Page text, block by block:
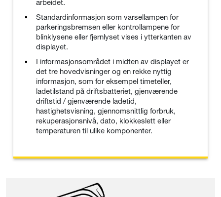
arbeidet.
Standardinformasjon som varsellampen for
parkeringsbremsen eller kontrollampene for
blinklysene eller fjernlyset vises i ytterkanten av
displayet.
I informasjonsområdet i midten av displayet er
det tre hovedvisninger og en rekke nyttig
informasjon, som for eksempel timeteller,
ladetilstand på driftsbatteriet, gjenværende
driftstid / gjenværende ladetid,
hastighetsvisning, gjennomsnittlig forbruk,
rekuperasjonsnivå, dato, klokkeslett eller
temperaturen til ulike komponenter.